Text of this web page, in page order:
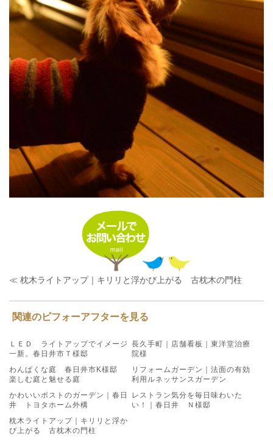
≪ 枕木ライトアップ｜キリリと浮かび上がる 古枕木の門柱
関連のビフォーアフターを見る
ＬＥＤ ライトアップでイメージ
一新。春日井市Ｔ様邸
長久手町｜店舗看板｜東洋堂治療
院様
わんぱくな庭 春日井市K様邸
楽しむ庭と魅せる庭
リフォームガーデン｜法面の有効
利用ルネッサンスガーデン
かわいいポストのガーデン｜春日
井 トヨタホーム外構
レストラン気分を毎日味わいた
い！｜春日井 Ｎ様邸
枕木ライトアップ｜キリリと浮か
び上がる 古枕木の門柱